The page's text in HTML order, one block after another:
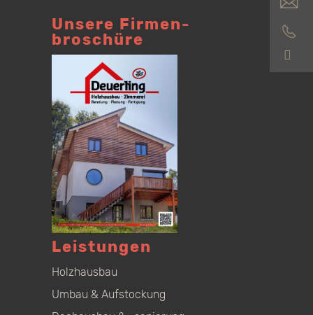
Unsere Firmen­
broschüre
Leistungen
Holzhausbau
Umbau & Aufstockung